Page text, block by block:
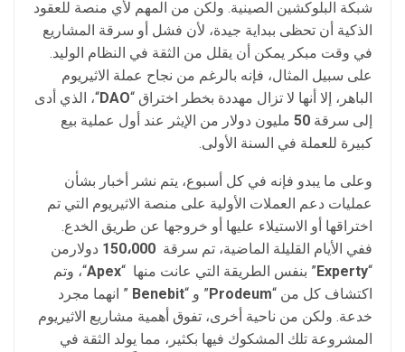
شبكة البلوكشين الصينية. ولكن من المهم لأي منصة للعقود
الذكية أن تحظى ببداية جيدة، لأن فشل أو سرقة المشاريع
في وقت مبكر يمكن أن يقلل من الثقة في النظام الوليد.
على سبيل المثال، فإنه بالرغم من نجاح عملة الاثيريوم
الباهر، إلا أنها لا تزال مهددة بخطر اختراق “DAO“، الذي أدى
إلى سرقة 50 مليون دولار من الإيثر عند أول عملية بيع
كبيرة للعملة في السنة الأولى.
وعلى ما يبدو فإنه في كل أسبوع، يتم نشر أخبار بشأن
عمليات دعم العملات الأولية على منصة الاثيريوم التي تم
اختراقها أو الاستيلاء عليها أو خروجها عن طريق الخدع.
ففي الأيام القليلة الماضية، تم سرقة 150،000 دولارمن
“
Experty ” بنفس الطريقة التي عانت منها “Apex“، وتم
اكتشاف كل من “Prodeum ” و “Benebit ” انهما مجرد
خدعة. ولكن من ناحية أخرى، تفوق أهمية مشاريع الاثيريوم
المشروعة تلك المشكوك فيها بكثير، مما يولد الثقة في